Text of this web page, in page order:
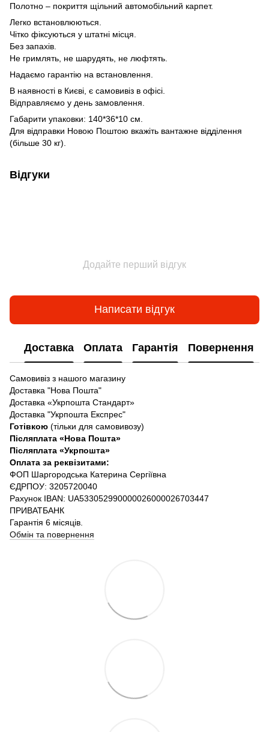
Полотно – покриття щільний автомобільний карпет.
Легко встановлюються.
Чітко фіксуються у штатні місця.
Без запахів.
Не гримлять, не шарудять, не люфтять.
Надаємо гарантію на встановлення.
В наявності в Києві, є самовивіз в офісі.
Відправляємо у день замовлення.
Габарити упаковки: 140*36*10 см.
Для відправки Новою Поштою вкажіть вантажне відділення
(більше 30 кг).
Відгуки
Додайте перший відгук
Написати відгук
Доставка Оплата Гарантія Повернення
Самовивіз з нашого магазину
Доставка "Нова Пошта"
Доставка «Укрпошта Стандарт»
Доставка "Укрпошта Експрес"
Готівкою (тільки для самовивозу)
Післяплата «Нова Пошта»
Післяплата «Укрпошта»
Оплата за реквізитами:
ФОП Шаргородська Катерина Сергіївна
ЄДРПОУ: 3205720040
Рахунок IBAN: UA533052990000026000026703447
ПРИВАТБАНК
Гарантія 6 місяців.
Обмін та повернення